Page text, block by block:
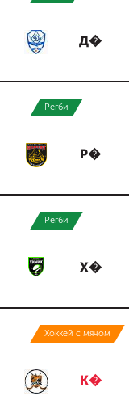
Д�
Регби
Р�
Регби
Х�
Хоккей с мячом
К�